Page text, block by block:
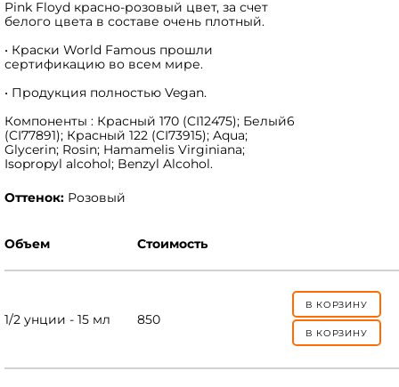
Pink Floyd красно-розовый цвет, за счет
белого цвета в составе очень плотный.
• Краски World Famous прошли
сертификацию во всем мире.
• Продукция полностью Vegan.
Компоненты : Красный 170 (CI12475); Белый6
(CI77891); Красный 122 (CI73915); Aqua;
Glycerin; Rosin; Hamamelis Virginiana;
Isopropyl alcohol; Benzyl Alcohol.
Оттенок: Розовый
Объем Стоимость
1/2 унции - 15 мл 850
В КОРЗИНУ
В КОРЗИНУ